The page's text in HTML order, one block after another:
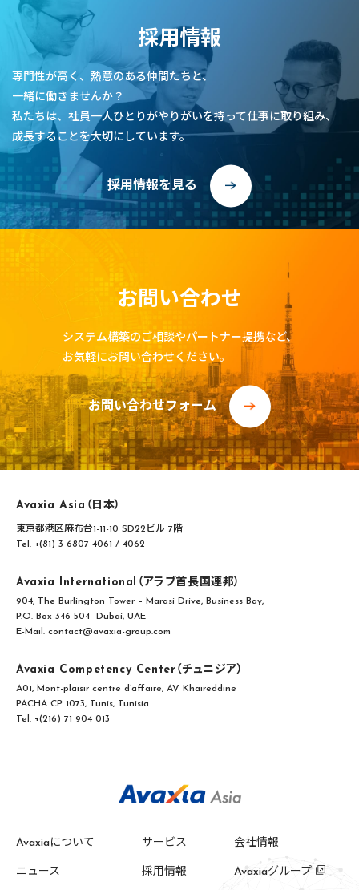
採用情報
専門性が高く、熱意のある仲間たちと、
一緒に働きませんか？
私たちは、社員一人ひとりがやりがいを持って仕事に取り組み、
成長することを大切にしています。
採用情報を見る
お問い合わせ
システム構築のご相談やパートナー提携など、
お気軽にお問い合わせください。
お問い合わせフォーム
Avaxia Asia（日本）
東京都港区麻布台1-11-10 SD22ビル 7階
Tel. +(81) 3 6807 4061 / 4062
Avaxia International（アラブ首長国連邦）
904, The Burlington Tower – Marasi Drive, Business Bay,
P.O. Box 346-504 -Dubai, UAE
E-Mail. contact@avaxia-group.com
Avaxia Competency Center（チュニジア）
A01, Mont-plaisir centre d’affaire, AV Khaireddine
PACHA CP 1073, Tunis, Tunisia
Tel. +(216) 71 904 013
Avaxiaについて サービス 会社情報
ニュース 採用情報 Avaxiaグループ